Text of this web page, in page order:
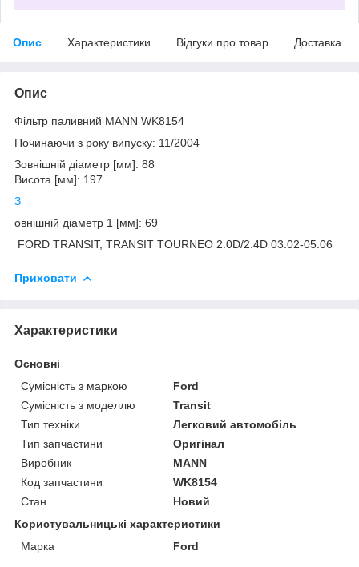
Опис Характеристики Відгуки про товар Доставка
Опис
Фільтр паливний MANN WK8154
Починаючи з року випуску: 11/2004
Зовнішній діаметр [мм]: 88
Висота [мм]: 197
З
овнішній діаметр 1 [мм]: 69
FORD TRANSIT, TRANSIT TOURNEO 2.0D/2.4D 03.02-05.06
Приховати
Характеристики
Основні
Сумісність з маркою
Ford
Сумісність з моделлю
Transit
Тип техніки
Легковий автомобіль
Тип запчастини
Оригінал
Виробник
MANN
Код запчастини
WK8154
Стан
Новий
Користувальницькі характеристики
Марка
Ford